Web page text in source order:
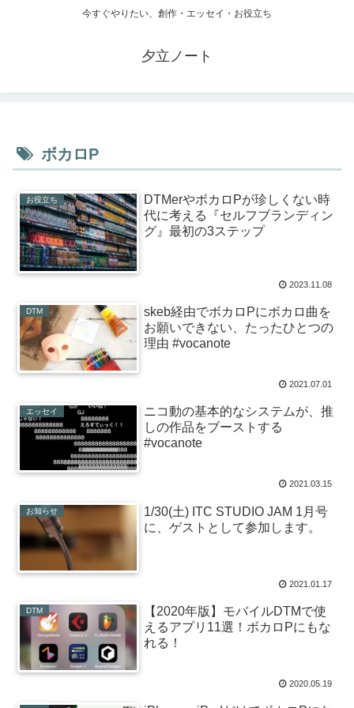
今すぐやりたい、創作・エッセイ・お役立ち
夕立ノート
ボカロP
お役立ち
DTMerやボカロPが珍しくない時
代に考える『セルフブランディン
グ』最初の3ステップ
2023.11.08
DTM
skeb経由でボカロPにボカロ曲を
お願いできない、たったひとつの
理由 #vocanote
2021.07.01
エッセイ
ニコ動の基本的なシステムが、推
しの作品をブーストする
#vocanote
2021.03.15
お知らせ
1/30(土) ITC STUDIO JAM 1月号
に、ゲストとして参加します。
2021.01.17
DTM
【2020年版】モバイルDTMで使
えるアプリ11選！ボカロPにもな
れる！
2020.05.19